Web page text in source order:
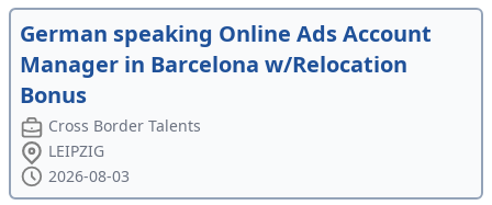
German speaking Online Ads Account
Manager in Barcelona w/Relocation
Bonus
Cross Border Talents
LEIPZIG
2026-08-03